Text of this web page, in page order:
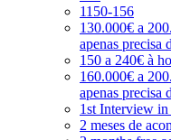
1150-156
130.000€ a
apenas precisa
150 a 240€ à
160.000€ a
apenas precisa
1st Interview
2 meses de